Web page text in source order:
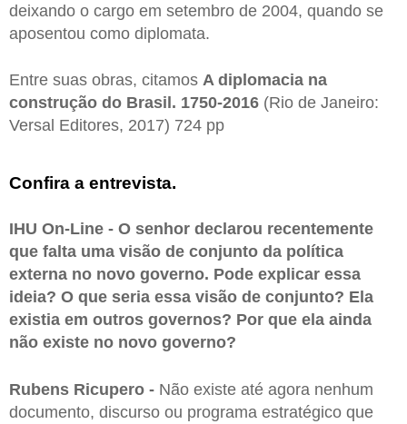
deixando o cargo em setembro de 2004, quando se
aposentou como diplomata.
Entre suas obras, citamos A diplomacia na
construção do Brasil. 1750-2016 (Rio de Janeiro:
Versal Editores, 2017) 724 pp
Confira a entrevista.
IHU On-Line - O senhor declarou recentemente
que falta uma visão de conjunto da política
externa no novo governo. Pode explicar essa
ideia? O que seria essa visão de conjunto? Ela
existia em outros governos? Por que ela ainda
não existe no novo governo?
Rubens Ricupero - Não existe até agora nenhum
documento, discurso ou programa estratégico que